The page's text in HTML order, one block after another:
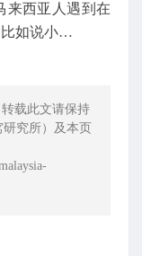
来西亚人遇到在
比如说小…
转载此文请保持
究所）及本页